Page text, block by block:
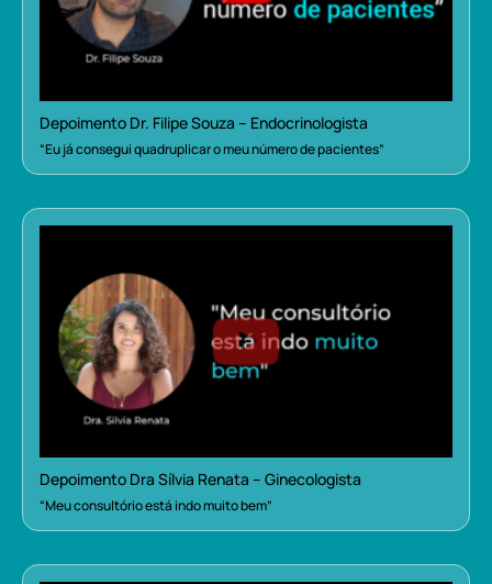
Depoimento Dr. Filipe Souza – Endocrinologista
“Eu já consegui quadruplicar o meu número de pacientes”
Depoimento Dra Sílvia Renata – Ginecologista
“Meu consultório está indo muito bem”